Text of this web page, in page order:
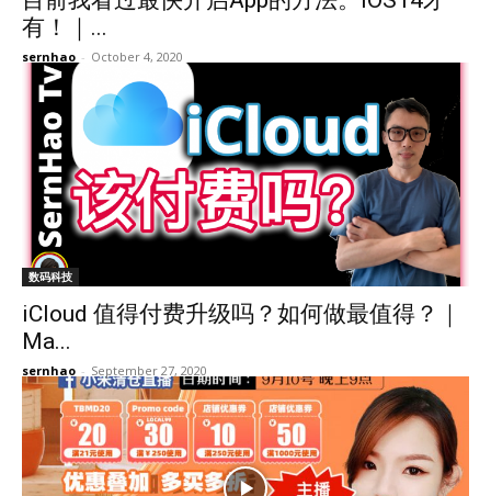
有！｜...
sernhao - October 4, 2020
数码科技
iCloud 值得付费升级吗？如何做最值得？｜
Ma...
sernhao - September 27, 2020